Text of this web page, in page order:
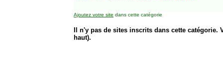
Ajoutez votre site dans cette catégorie
Il n'y pas de sites inscrits dans cette
haut).